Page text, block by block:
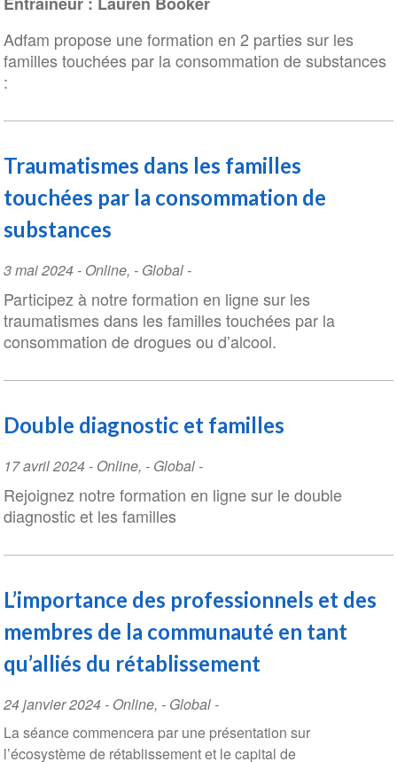
Adfam propose une formation en 2 parties sur les
familles touchées par la consommation de substances
:
Traumatismes dans les familles
touchées par la consommation de
substances
Event
Date
3 mai 2024- Online, - Global -
Participez à notre formation en ligne sur les
traumatismes dans les familles touchées par la
consommation de drogues ou d’alcool.
Double diagnostic et familles
Event
Date
17 avril 2024- Online, - Global -
Rejoignez notre formation en ligne sur le double
diagnostic et les familles
L’importance des professionnels et des
membres de la communauté en tant
qu’alliés du rétablissement
Event
Date
24 janvier 2024- Online, - Global -
La séance commencera par une présentation sur
l’écosystème de rétablissement et le capital de